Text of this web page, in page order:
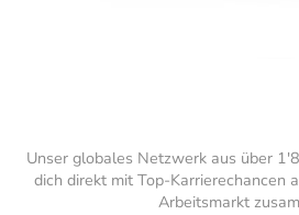
Unser globales Netzwerk aus über
dich direkt mit Top-Karrierechancen
Arbeitsmarkt